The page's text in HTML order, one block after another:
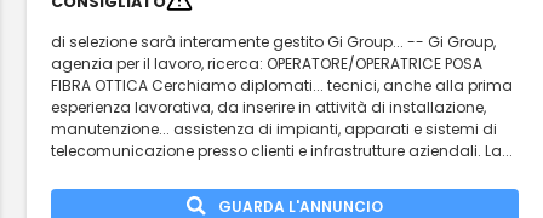
di selezione sarà interamente gestito Gi Group... -- Gi Group,
agenzia per il lavoro, ricerca: OPERATORE/OPERATRICE POSA
FIBRA OTTICA Cerchiamo diplomati... tecnici, anche alla prima
esperienza lavorativa, da inserire in attività di installazione,
manutenzione... assistenza di impianti, apparati e sistemi di
telecomunicazione presso clienti e infrastrutture aziendali. La...
GUARDA L'ANNUNCIO